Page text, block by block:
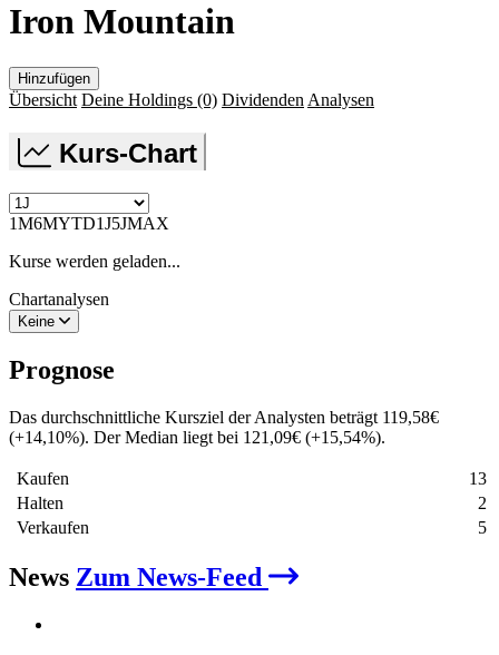
Iron Mountain
Hinzufügen
Übersicht Deine Holdings (0) Dividenden Analysen
Kurs-Chart
1M6MYTD1J5JMAX
Kurse werden geladen...
Chartanalysen
Keine
Prognose
Das durchschnittliche Kursziel der Analysten beträgt 119,58€
(+14,10%). Der Median liegt bei 121,09€ (+15,54%).
Kaufen
13
Halten
2
Verkaufen
5
News Zum News-Feed